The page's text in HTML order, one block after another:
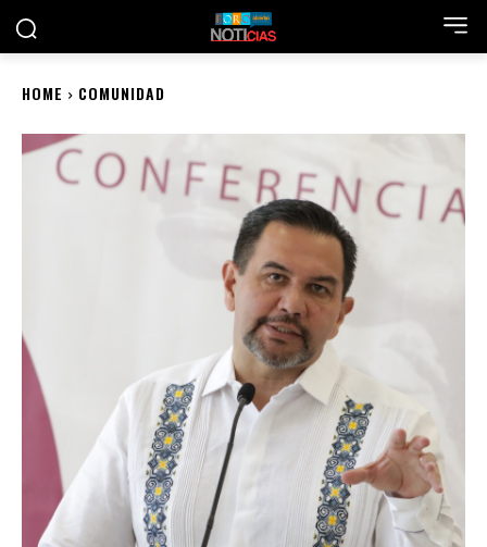
HOME COMUNIDAD